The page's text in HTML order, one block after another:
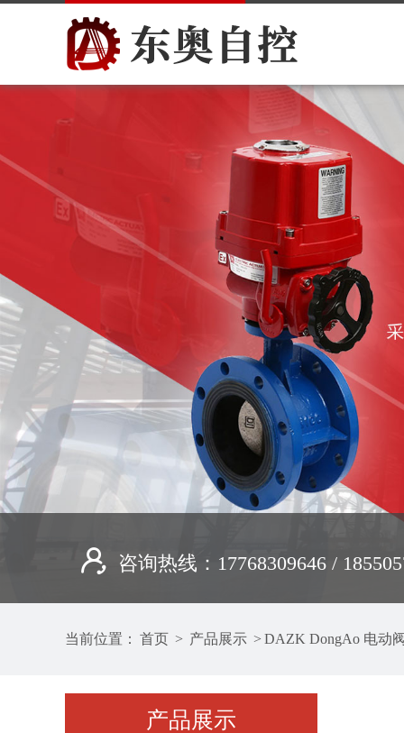
咨询热线：17768309646 /
当前位置： 首页 > 产品展示 > DAZK DongAo 电动
产品展示